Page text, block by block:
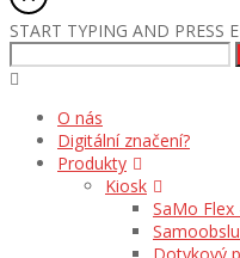
START TYPING AND PRESS
O nás
Digitální značení?
Produkty
Kiosk
SaMo